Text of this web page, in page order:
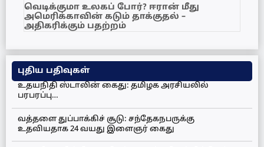
வெடிக்குமா உலகப் போர்? ஈரான் மீது
அமெரிக்காவின் கடும் தாக்குதல் –
அதிகரிக்கும் பதற்றம்
புதிய பதிவுகள்
உதயநிதி ஸ்டாலின் கைது: தமிழக அரசியலில்
பரபரப்பு…
வத்தளை துப்பாக்கிச் சூடு: சந்தேகநபருக்கு
உதவியதாக 24 வயது இளைஞர் கைது